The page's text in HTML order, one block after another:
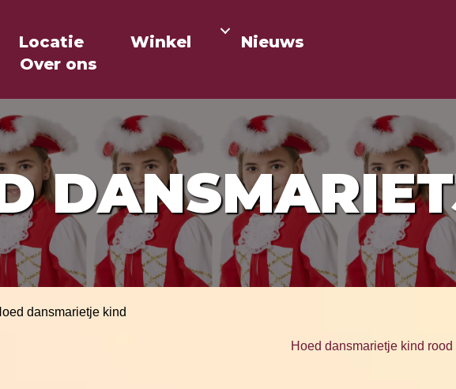
Locatie Winkel
Nieuws
Over ons
dansmarietje kind
Hoed dansmarietje kind rood